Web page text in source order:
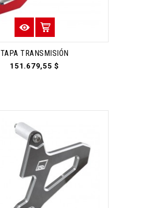
TAPA TRANSMISIÓN
151.679,55 $